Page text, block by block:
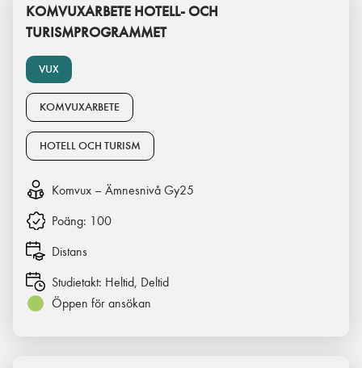
VUX
KOMVUXARBETE HOTELL- OCH
TURISMPROGRAMMET
KOMVUXARBETE
HOTELL OCH TURISM
Komvux – Ämnesnivå Gy25
Poäng: 100
Distans
Studietakt: Heltid, Deltid
Öppen för ansökan